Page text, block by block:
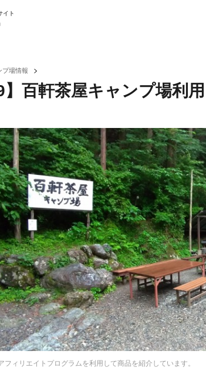
イト
プ場情報 >
】百軒茶屋キャンプ場利
フィリエイトプログラムを利用して商品を紹介しています。